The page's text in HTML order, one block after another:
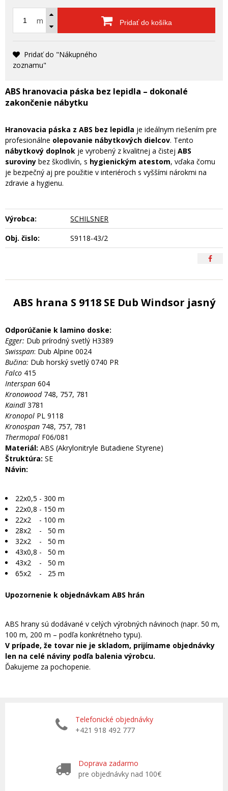
m Pridať do košíka
Pridať do "Nákupného
zoznamu"
ABS hranovacia páska bez lepidla – dokonalé
zakončenie nábytku
Hranovacia páska z ABS bez lepidla je ideálnym riešením pre
profesionálne olepovanie nábytkových dielcov. Tento
nábytkový doplnok je vyrobený z kvalitnej a čistej ABS
suroviny bez škodlivín, s hygienickým atestom, vďaka čomu
je bezpečný aj pre použitie v interiéroch s vyššími nárokmi na
zdravie a hygienu.
Výrobca:
SCHILSNER
Obj. čislo:
S9118-43/2
ABS hrana S 9118 SE Dub Windsor jasný
Odporúčanie k lamino doske:
Egger: Dub prírodný svetlý H3389
Swisspan: Dub Alpine 0024
Bučina: Dub horský svetlý 0740 PR
Falco 415
Interspan 604
Kronowood 748, 757, 781
Kaindl 3781
Kronopol PL 9118
Kronospan 748, 757, 781
Thermopal F06/081
Materiál: ABS (Akrylonitryle Butadiene Styrene)
Štruktúra: SE
Návin:
22x0,5 - 300 m
22x0,8 - 150 m
22x2 - 100 m
28x2 - 50 m
32x2 - 50 m
43x0,8 - 50 m
43x2 - 50 m
65x2 - 25 m
Upozornenie k objednávkam ABS hrán
ABS hrany sú dodávané v celých výrobných návinoch (napr. 50 m,
100 m, 200 m – podľa konkrétneho typu).
V prípade, že tovar nie je skladom, prijímame objednávky
len na celé náviny podľa balenia výrobcu.
Ďakujeme za pochopenie.
Telefonické objednávky
+421 918 492 777
Doprava zadarmo
pre objednávky nad 100€